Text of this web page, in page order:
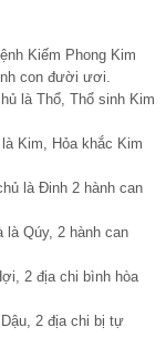
Kiếm Phong Kim
con đười ươi.
là Thổ, Thổ sinh Kim
Kim, Hỏa khắc Kim
là Đinh 2 hành can
là Qúy, 2 hành can
2 địa chi bình hòa
2 địa chi bị tự